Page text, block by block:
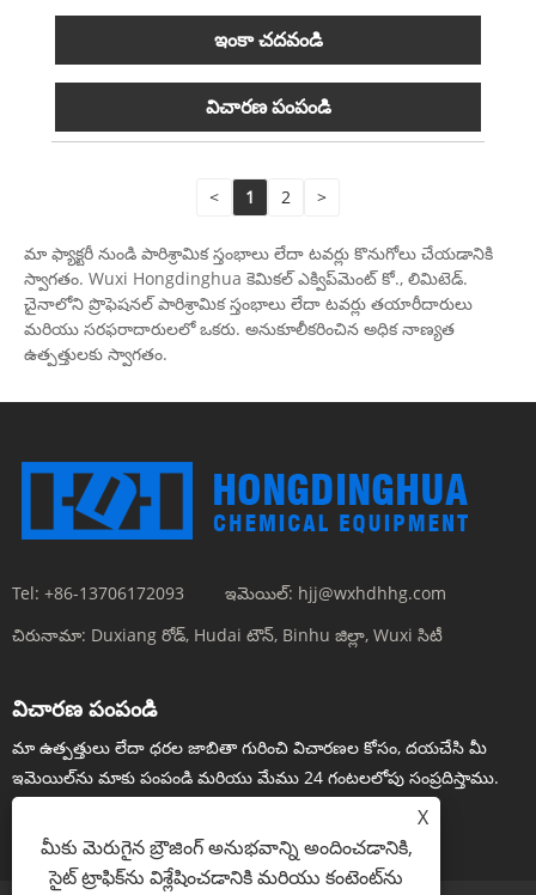
ఇంకా చదవండి
విచారణ పంపండి
< 1 2 >
మా ఫ్యాక్టరీ నుండి పారిశ్రామిక స్తంభాలు లేదా టవర్లు కొనుగోలు చేయడానికి
స్వాగతం. Wuxi Hongdinghua కెమికల్ ఎక్విప్‌మెంట్ కో., లిమిటెడ్.
చైనాలోని ప్రొఫెషనల్ పారిశ్రామిక స్తంభాలు లేదా టవర్లు తయారీదారులు
మరియు సరఫరాదారులలో ఒకరు. అనుకూలీకరించిన అధిక నాణ్యత
ఉత్పత్తులకు స్వాగతం.
Tel: +86-13706172093 ఇమెయిల్: hjj@wxhdhhg.com
చిరునామా: Duxiang రోడ్, Hudai టౌన్, Binhu జిల్లా, Wuxi సిటీ
విచారణ పంపండి
మా ఉత్పత్తులు లేదా ధరల జాబితా గురించి విచారణల కోసం, దయచేసి మీ
ఇమెయిల్‌ను మాకు పంపండి మరియు మేము 24 గంటలలోపు సంప్రదిస్తాము.
X
మీకు మెరుగైన బ్రౌజింగ్ అనుభవాన్ని అందించడానికి,
సైట్ ట్రాఫిక్‌ను విశ్లేషించడానికి మరియు కంటెంట్‌ను